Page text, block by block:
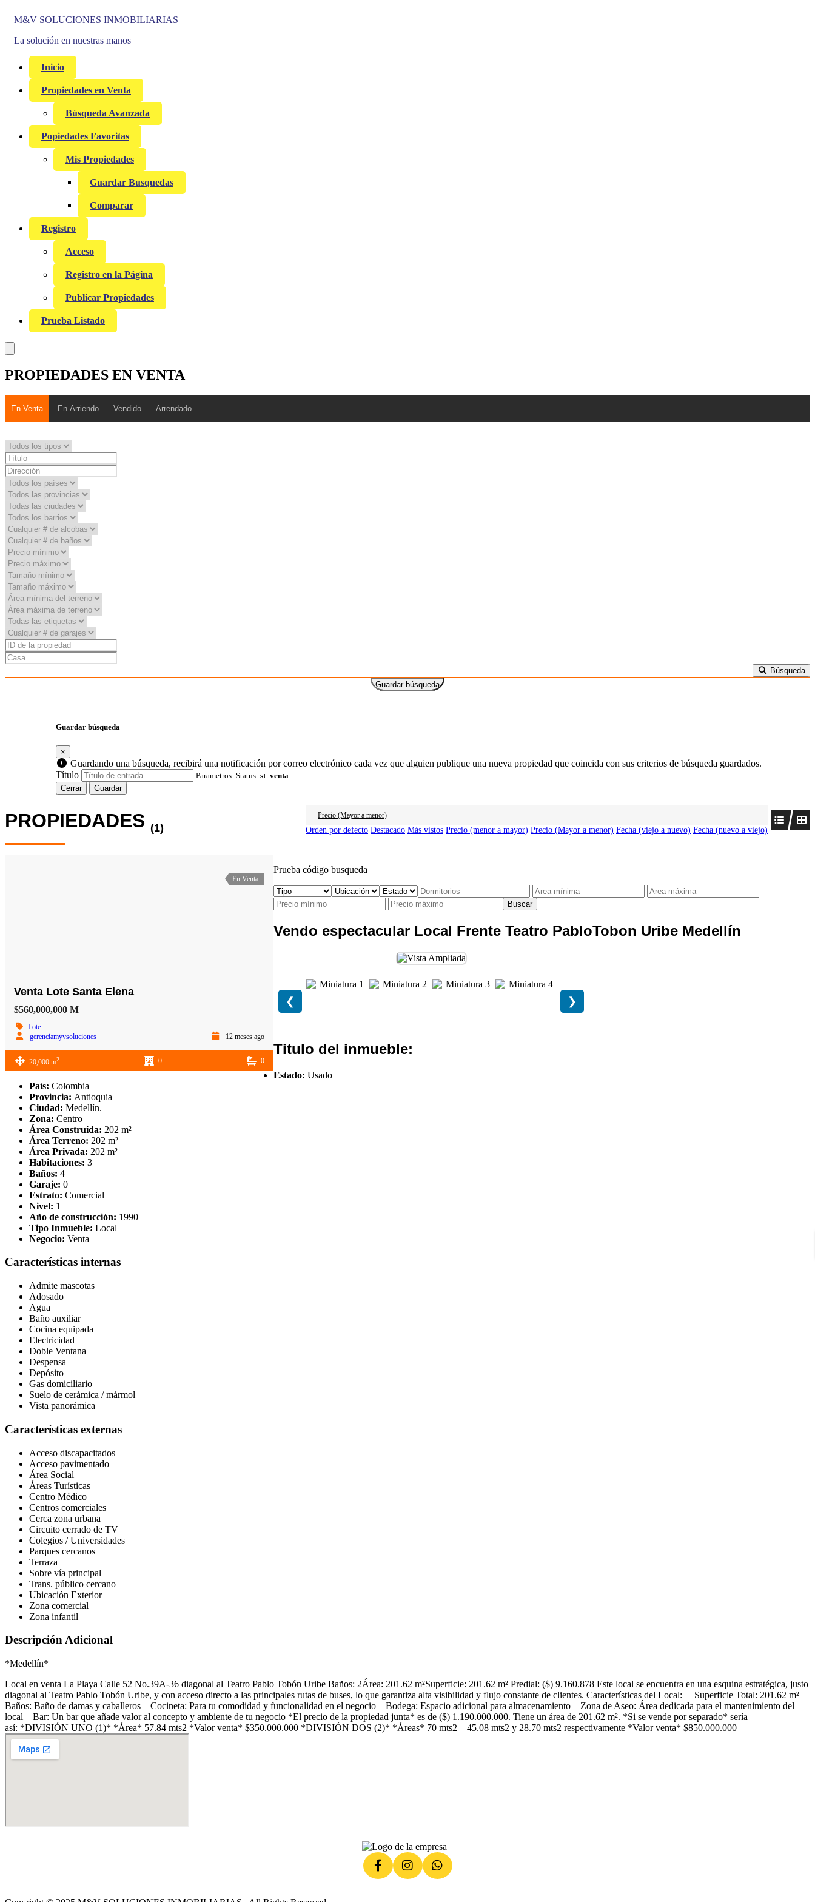
Skip
content
M&V SOLUCIONES INMOBILIARIAS
La solución en nuestras manos
Inicio
Propiedades en Venta
Búsqueda Avanzada
Popiedades Favoritas
Mis Propiedades
Guardar Busquedas
Comparar
Registro
Acceso
Registro en la Página
Publicar Propiedades
Prueba Listado
PROPIEDADES EN VENTA
En Venta En Arriendo Vendido Arrendado
Búsqueda
Guardar búsqueda
Guardar búsqueda
×
Guardando una búsqueda, recibirá una notificación por correo electrónico cada vez que alguien publique una nueva propiedad que coincida con sus criterios de búsqueda guardados.
Título
Parametros: Status: st_venta
Cerrar
Guardar
PROPIEDADES (1)
Precio (Mayor a menor)
Orden por defecto Destacado Más vistos Precio (menor a mayor) Precio (Mayor a menor) Fecha (viejo a nuevo) Fecha (nuevo a viejo)
En Venta
Venta Lote Santa Elena
$560,000,000 M
Lote
gerenciamyvsoluciones
12 meses ago
20,000 m2 0 0
Prueba código busqueda
Buscar
Vendo espectacular Local Frente Teatro PabloTobon Uribe Medellín
❮ ❯
Titulo del inmueble:
Estado: Usado
País: Colombia
Provincia: Antioquia
Ciudad: Medellín.
Zona: Centro
Área Construida: 202 m²
Área Terreno: 202 m²
Área Privada: 202 m²
Habitaciones: 3
Baños: 4
Garaje: 0
Estrato: Comercial
Nivel: 1
Año de construcción: 1990
Tipo Inmueble: Local
Negocio: Venta
Características internas
Admite mascotas
Adosado
Agua
Baño auxiliar
Cocina equipada
Electricidad
Doble Ventana
Despensa
Depósito
Gas domiciliario
Suelo de cerámica / mármol
Vista panorámica
Características externas
Acceso discapacitados
Acceso pavimentado
Área Social
Áreas Turísticas
Centro Médico
Centros comerciales
Cerca zona urbana
Circuito cerrado de TV
Colegios / Universidades
Parques cercanos
Terraza
Sobre vía principal
Trans. público cercano
Ubicación Exterior
Zona comercial
Zona infantil
Descripción Adicional
*Medellín*
Local en venta La Playa Calle 52 No.39A-36 diagonal al Teatro Pablo Tobón Uribe Baños: 2Área: 201.62 m²Superficie: 201.62 m² Predial: ($) 9.160.878 Este local se encuentra en una esquina estratégica, justo
diagonal al Teatro Pablo Tobón Uribe, y con acceso directo a las principales rutas de buses, lo que garantiza alta visibilidad y flujo constante de clientes. Características del Local: Superficie Total: 201.62 m²
Baños: Baño de damas y caballeros Cocineta: Para tu comodidad y funcionalidad en el negocio Bodega: Espacio adicional para almacenamiento Zona de Aseo: Área dedicada para el mantenimiento del
local Bar: Un bar que añade valor al concepto y ambiente de tu negocio *El precio de la propiedad junta* es de ($) 1.190.000.000. Tiene un área de 201.62 m². *Si se vende por separado* sería
así: *DIVISIÓN UNO (1)* *Área* 57.84 mts2 *Valor venta* $350.000.000 *DIVISIÓN DOS (2)* *Áreas* 70 mts2 – 45.08 mts2 y 28.70 mts2 respectivamente *Valor venta* $850.000.000